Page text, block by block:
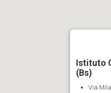
Istituto
(Bs)
Via